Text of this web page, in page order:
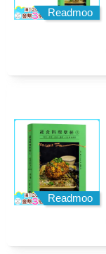
Readmoo
Readmoo